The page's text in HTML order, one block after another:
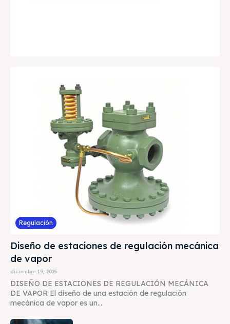
Regulación
Diseño de estaciones de regulación mecánica
de vapor
diciembre 19, 2025
DISEÑO DE ESTACIONES DE REGULACIÓN MECÁNICA
DE VAPOR El diseño de una estación de regulación
mecánica de vapor es un...